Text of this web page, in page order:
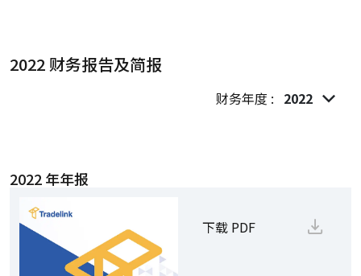
2022 财务报告及简报
财务年度 : 2022
2022 年年报
下载 PDF